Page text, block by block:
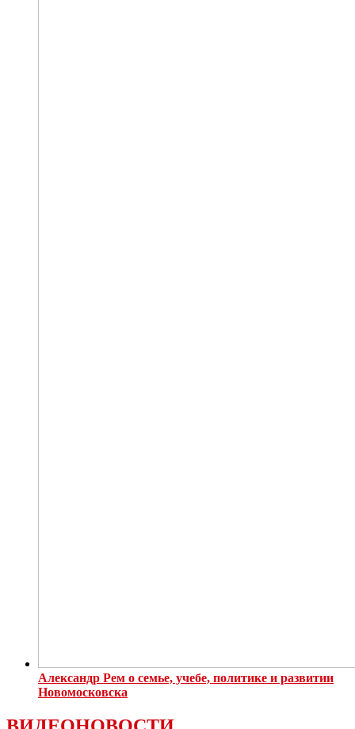
Александр Рем о семье, учебе, политике и развитии
Новомосковска